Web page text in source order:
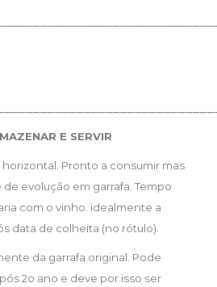
E SERVIR
horizontal. Pronto a consumir mas
evolução em garrafa. Tempo
com o vinho. idealmente a
data de colheita (no rótulo).
da garrafa original. Pode
2o ano e deve por isso ser